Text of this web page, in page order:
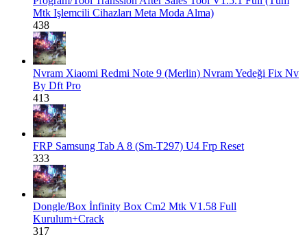
Mtk Işlemcili Cihazları Meta Moda Alma)
438
Nvram Xiaomi Redmi Note 9 (Merlin) Nvram Yedeği Fix Nv
By Dft Pro
413
FRP Samsung Tab A 8 (Sm-T297) U4 Frp Reset
333
Dongle/Box İnfinity Box Cm2 Mtk V1.58 Full
Kurulum+Crack
317